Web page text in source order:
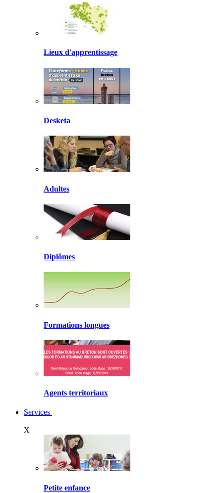
Lieux d'apprentissage
Desketa
Adultes
Diplômes
Formations longues
Agents territoriaux
Services
X
Petite enfance